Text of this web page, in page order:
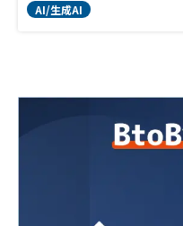
AI/生成AI